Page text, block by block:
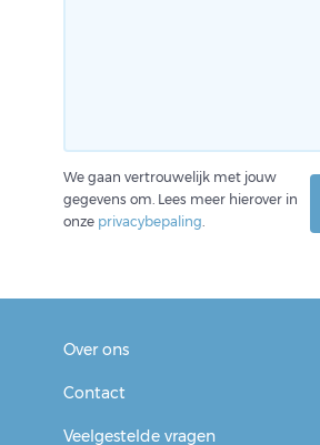
We gaan vertrouwelijk met jouw
gegevens om. Lees meer hierover in
onze privacybepaling.
Over ons
Contact
Veelgestelde vragen